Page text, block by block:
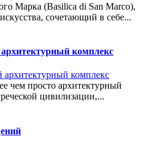
Марка (Basilica di San Marco),
сочетающий в себе...
комплекс
чем просто архитектурный
цивилизации,...